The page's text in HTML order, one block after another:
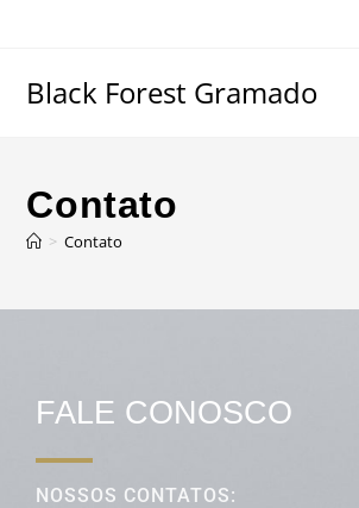
Black Forest Gramado
Contato
> Contato
FALE CONOSCO
NOSSOS CONTATOS: